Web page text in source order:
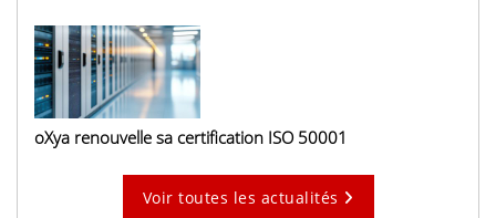
oXya renouvelle sa certification ISO 50001
Voir toutes les actualités